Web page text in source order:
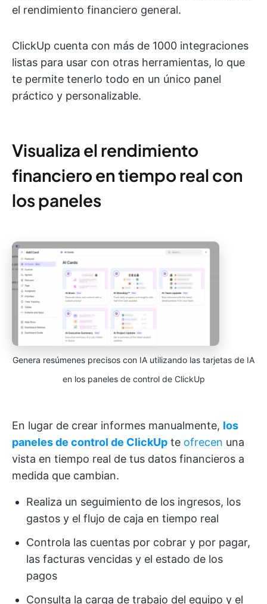
el rendimiento financiero general.
ClickUp cuenta con más de 1000 integraciones
listas para usar con otras herramientas, lo que
te permite tenerlo todo en un único panel
práctico y personalizable.
Visualiza el rendimiento
financiero en tiempo real con
los paneles
Genera resúmenes precisos con IA utilizando las tarjetas de IA
en los paneles de control de ClickUp
En lugar de crear informes manualmente, los
paneles de control de ClickUp te ofrecen una
vista en tiempo real de tus datos financieros a
medida que cambian.
Realiza un seguimiento de los ingresos, los
gastos y el flujo de caja en tiempo real
Controla las cuentas por cobrar y por pagar,
las facturas vencidas y el estado de los
pagos
Consulta la carga de trabajo del equipo y el